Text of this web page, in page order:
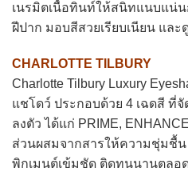
เนรมิตเนื้อทินท์ให้สนิทแนบแน่น
ฝีปาก มอบสีสวยเรียบเนียน และ
CHARLOTTE TILBURY
Charlotte Tilbury Luxury
แชโดว์ ประกอบด้วย 4 เฉดสี ที่
ลงตัว ได้แก่ PRIME,
ส่วนผสมจากสารให้ความชุ่มชื้
พิกเมนต์เข้มชัด ติดทนนานตลอ